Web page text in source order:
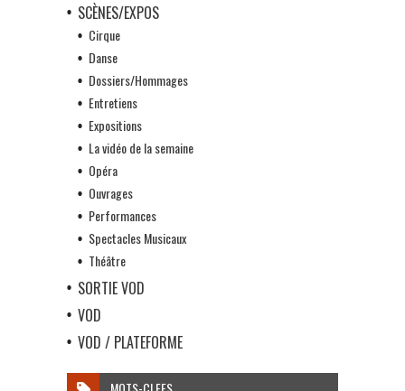
SCÈNES/EXPOS
Cirque
Danse
Dossiers/Hommages
Entretiens
Expositions
La vidéo de la semaine
Opéra
Ouvrages
Performances
Spectacles Musicaux
Théâtre
SORTIE VOD
VOD
VOD / PLATEFORME